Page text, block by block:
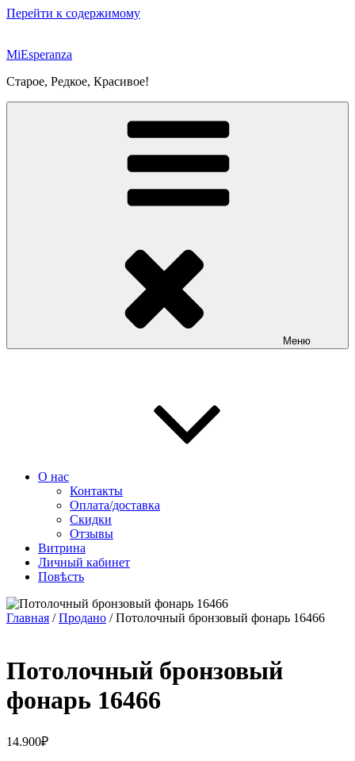
Перейти к содержимому
MiEsperanza
Старое, Редкое, Красивое!
Меню
О нас
Контакты
Оплата/доставка
Скидки
Отзывы
Витрина
Личный кабинет
Повѣсть
Главная /Продано / Потолочный бронзовый фонарь 16466
Потолочный бронзовый
фонарь 16466
14.900₽